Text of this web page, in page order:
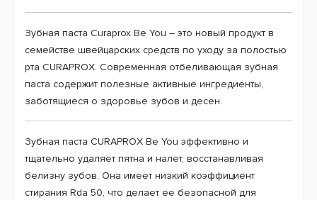
Зубная паста Curaprox Be You – это новый продукт в
семействе швейцарских средств по уходу за полостью
рта CURAPROX. Современная отбеливающая зубная
паста содержит полезные активные ингредиенты,
заботящиеся о здоровье зубов и десен.
Зубная паста CURAPROX Be You эффективно и
тщательно удаляет пятна и налет, восстанавливая
белизну зубов. Она имеет низкий коэффициент
стирания Rda 50, что делает ее безопасной для